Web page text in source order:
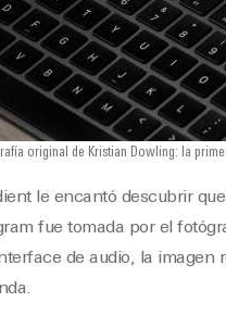
original de Kristian Dowling: la
le encantó descubrir
fue tomada por el
de audio, la imagen